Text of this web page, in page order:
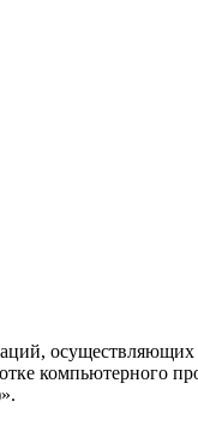
компьютерного